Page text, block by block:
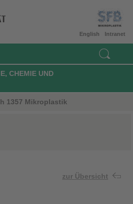
Intranet
English
CHEMIE UND
1357 Mikroplastik
zur Übersicht